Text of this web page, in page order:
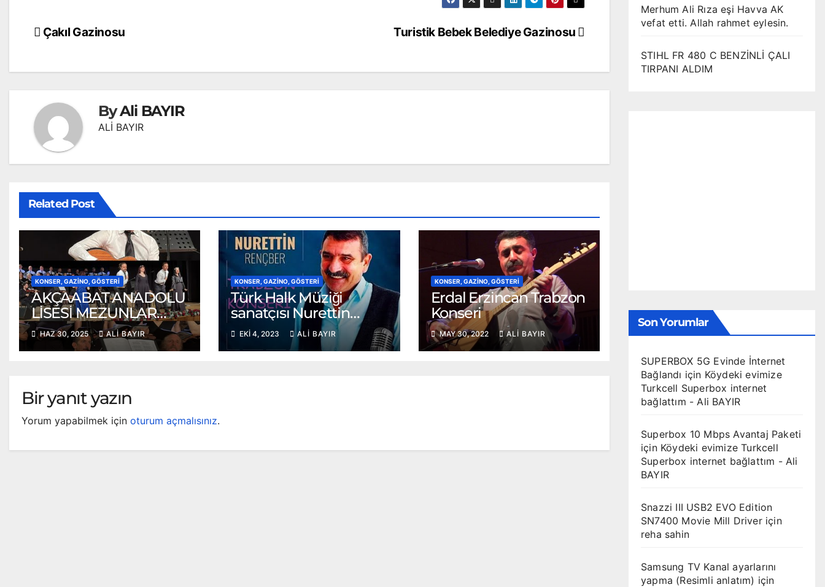
Yazı
Turistik Bebek Belediye Gazinosu
Çakıl Gazinosu
ByAli BAYIR
ALİ BAYIR
Related Post
KONSER, GAZINO, GÖSTERI
AKÇAABAT ANADOLU
LİSESİ MEZUNLAR
KOROSU KONSERİ
HAZ 30, 2025 ALI BAYIR
KONSER, GAZINO, GÖSTERI
Türk Halk Müziği
sanatçısı Nurettin
Rençber Trabzon
konseri
EKI 4, 2023 ALI BAYIR
KONSER, GAZINO, GÖSTERI
Erdal Erzincan Trabzon
Konseri
MAY 30, 2022 ALI BAYIR
Bir yanıt yazın
Yorum yapabilmek için oturum açmalısınız.
Merhum Ali Rıza eşi Havva AK
vefat etti. Allah rahmet eylesin.
STIHL FR 480 C BENZİNLİ ÇALI
TIRPANI ALDIM
Son Yorumlar
SUPERBOX 5G Evinde İnternet
Bağlandı için Köydeki evimize
Turkcell Superbox internet
bağlattım - Ali BAYIR
Superbox 10 Mbps Avantaj Paketi
için Köydeki evimize Turkcell
Superbox internet bağlattım - Ali
BAYIR
Snazzi III USB2 EVO Edition
SN7400 Movie Mill Driveriçin
reha sahin
Samsung TV Kanal ayarlarını
yapma (Resimli anlatım) için